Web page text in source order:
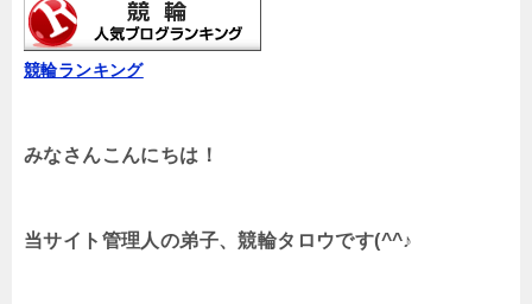
競輪ランキング
みなさんこんにちは！
当サイト管理人の弟子、競輪タロウです(^^♪